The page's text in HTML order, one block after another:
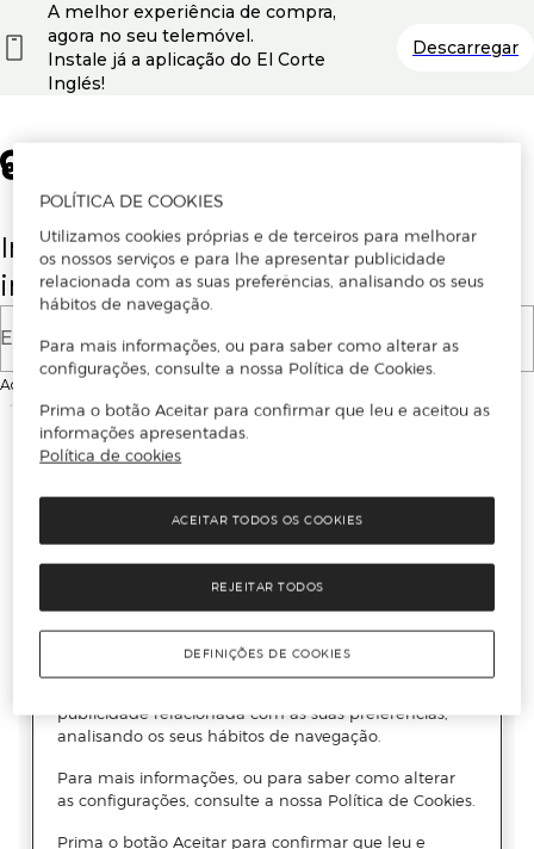
Insira o seu email para se registar ou
iniciar sessão.
E-mail
Ao continuar, aceitas as
A melhor experiência de compra,
agora no seu telemóvel.
Instale já a aplicação do El Corte
Inglés!
Descarregar
POLÍTICA DE COOKIES
Utilizamos cookies próprias e de terceiros para melhorar
os nossos serviços e para lhe apresentar publicidade
relacionada com as suas preferências, analisando os seus
hábitos de navegação.
Para mais informações, ou para saber como alterar as
configurações, consulte a nossa Política de Cookies.
Prima o botão Aceitar para confirmar que leu e aceitou as
informações apresentadas.
Política de cookies
REJEITAR TODOS
ACEITAR TODOS OS COOKIES
DEFINIÇÕES DE COOKIES